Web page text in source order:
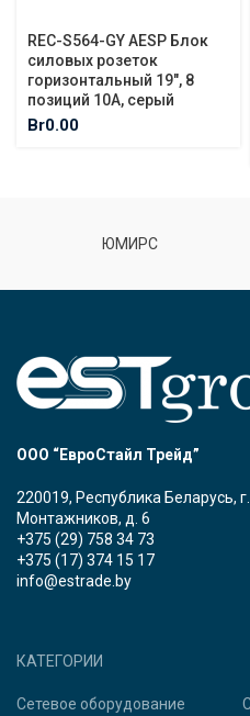
REC-S564-GY AESP Блок
силовых розеток
горизонтальный 19″, 8
позиций 10A, серый
Br0.00
ЮМИРС
ООО “ЕвроСтайл Трейд”
220019, Республика Беларусь,
Монтажников, д. 6
+375 (29) 758 34 73
+375 (17) 374 15 17
info@estrade.by
КАТЕГОРИИ
Сетевое оборудование